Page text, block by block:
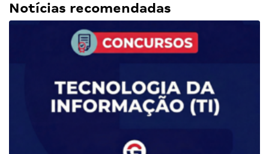
Notícias recomendadas